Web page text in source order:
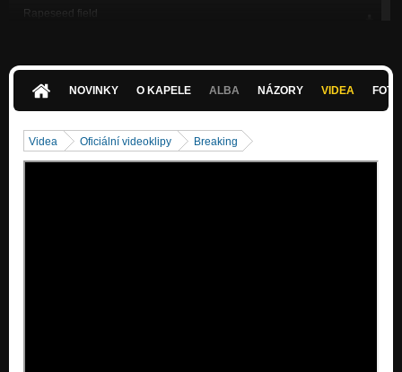
Rapeseed field
sometimes
Butterfly
NOVINKY O KAPELE ALBA NÁZORY VIDEA
Videa Oficiální videoklipy Breaking